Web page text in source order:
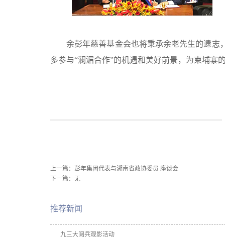
余彭年慈善基金会也将秉承余老先生的遗志
多参与“澜湄合作”的机遇和美好前景，为柬埔寨
上一篇： 彭年集团代表与湖南省政协委员 座谈会
下一篇：无
推荐新闻
九三大阅兵观影活动